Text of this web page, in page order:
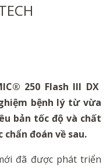
250 Flash III DX
bệnh lý từ vừa
bản tốc độ và chất
đoán về sau.
đã được phát triển